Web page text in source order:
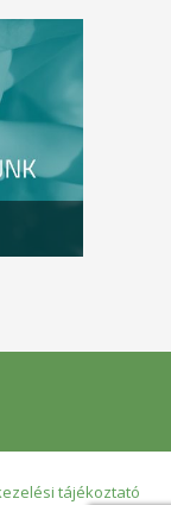
tájékoztató